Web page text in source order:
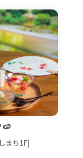
まち1F]